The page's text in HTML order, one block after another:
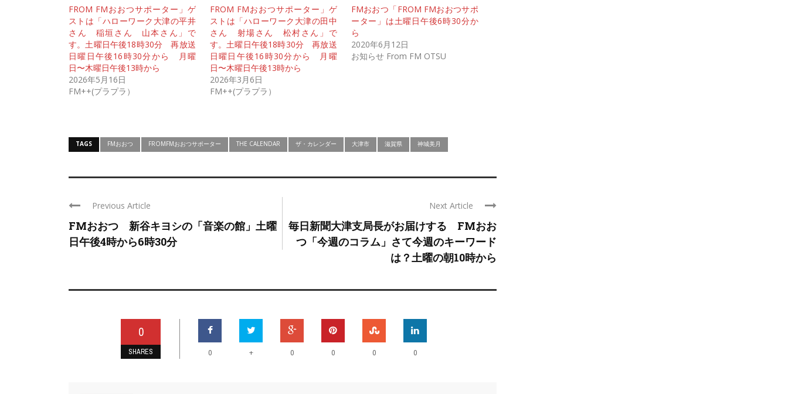
FROM FMおおつサポーター」ゲ
ストは「ハローワーク大津の平井
さん 稲垣さん 山本さん」で
す。土曜日午後18時30分 再放送
日曜日午後16時30分から 月曜
日〜木曜日午後13時から
2026年5月16日
FM++(プラプラ）
FROM FMおおつサポーター」ゲ
ストは「ハローワーク大津の田中
さん 射場さん 松村さん」で
す。土曜日午後18時30分 再放送
日曜日午後16時30分から 月曜
日〜木曜日午後13時から
2026年3月6日
FM++(プラプラ）
FMおおつ「FROM FMおおつサポ
ーター」は土曜日午後6時30分か
ら
2020年6月12日
お知らせ From FM OTSU
TAGS FMおおつ FROMFMおおつサポーター THE CALENDAR ザ・カレンダー 大津市 滋賀県 神城美月
Previous Article
FMおおつ 新谷キヨシの「音楽の館」土曜
日午後4時から6時30分
Next Article
毎日新聞大津支局長がお届けする FMおお
つ「今週のコラム」さて今週のキーワード
は？土曜の朝10時から
0
SHARES 0 + 0 0 0 0